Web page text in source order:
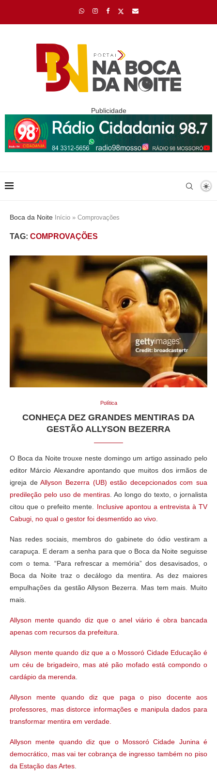
Publicidade
Boca da Noite Início » Comprovações
TAG: COMPROVAÇÕES
Política
CONHEÇA DEZ GRANDES MENTIRAS DA
GESTÃO ALLYSON BEZERRA
O Boca da Noite trouxe neste domingo um artigo assinado pelo
editor Márcio Alexandre apontando que muitos dos irmãos de
igreja deAllyson Bezerra (UB) estão decepcionados com sua
predileção pelo uso de mentiras . Ao longo do texto, o jornalista
citou que o prefeito mente. Inclusive apontou a entrevista à TV
Cabugi, no qual o gestor foi desmentido ao vivo
Nas redes sociais, membros do gabinete do ódio vestiram a
carapuça. E deram a senha para que o Boca da Noite seguisse
com o tema. “Para refrescar a memória” dos desavisados, o
Boca da Noite traz o decálogo da mentira. As dez maiores
empulhações da gestão Allyson Bezerra. Mas tem mais. Muito
mais.
Allyson mente quando diz que o anel viário é obra bancada
apenas com recursos da prefeitura
Allyson mente quando diz que a o Mossoró Cidade Educação é
um céu de brigadeiro, mas até pão mofado está compondo o
cardápio da merenda
Allyson mente quando diz que paga o piso docente aos
professores, mas distorce informações e manipula dados para
transformar mentira em verdade.
Allyson mente quando diz que o Mossoró Cidade Junina é
democrático, mas vai ter cobrança de ingresso também no piso
da Estação das Artes